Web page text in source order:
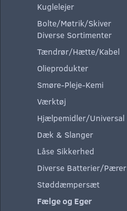
Kuglelejer
Bolte/Møtrik/Skiver
Diverse Sortimenter
Tændrør/Hætte/Kabel
Olieprodukter
Smøre-Pleje-Kemi
Værktøj
Hjælpemidler/Universal
Dæk & Slanger
Låse Sikkerhed
Diverse Batterier/Pærer
Støddæmpersæt
Fælge og Eger